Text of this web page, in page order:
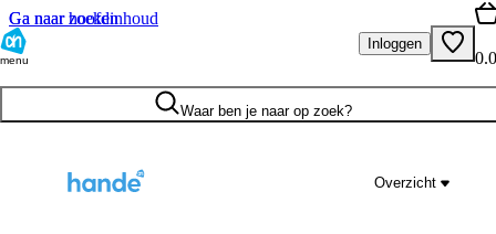
Ga naar hoofdinhoud
Ga naar zoeken
menu
Inloggen
Waar ben je naar op zoek?
Overzicht